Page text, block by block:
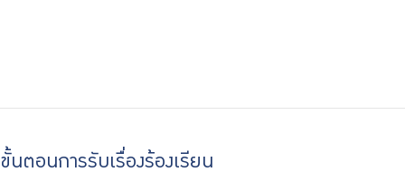
ขั้นตอนการรับเรื่องร้องเรียน